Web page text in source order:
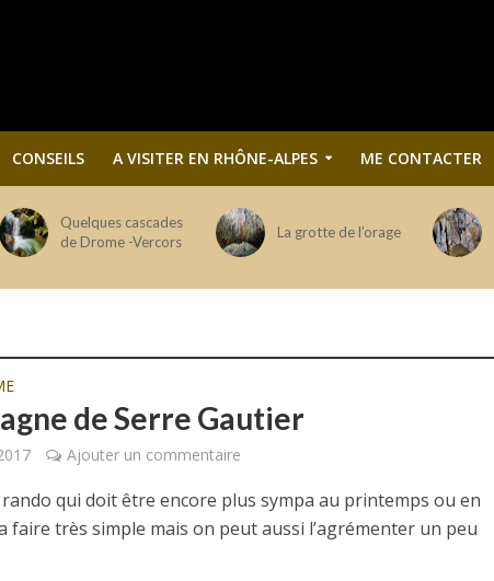
CONSEILS A VISITER EN RHÔNE-ALPES ME CONTACTER
Quelques cascades
de Drome -Vercors
La grotte de l’orage
de Serre Gautier
Ajouter un commentaire
qui doit être encore plus sympa au printemps ou en
faire très simple mais on peut aussi l’agrémenter un peu